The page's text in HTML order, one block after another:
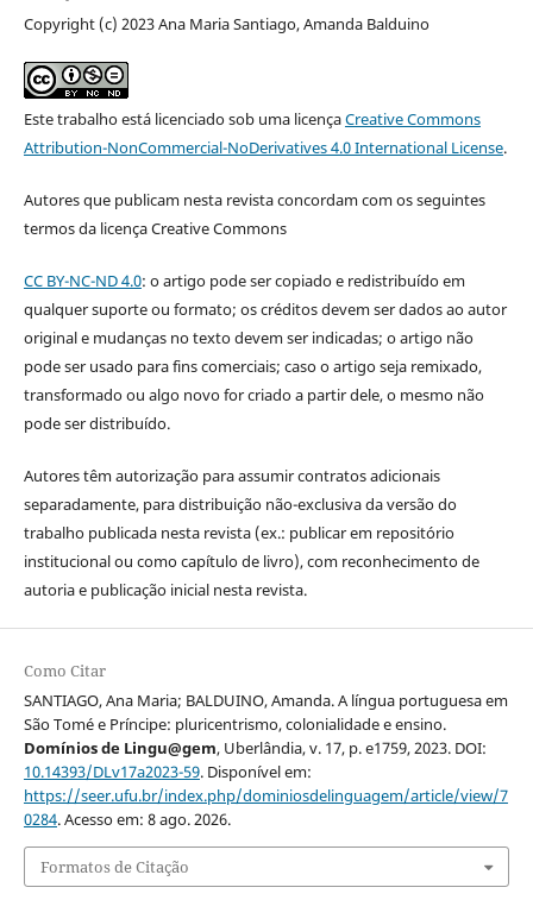
Copyright (c) 2023 Ana Maria Santiago, Amanda Balduino
Este trabalho está licenciado sob uma licençaCreative Commons
Attribution-NonCommercial-NoDerivatives 4.0 International License.
Autores que publicam nesta revista concordam com os seguintes
termos da licença Creative Commons
CC BY-NC-ND 4.0: o artigo pode ser copiado e redistribuído em
qualquer suporte ou formato; os créditos devem ser dados ao autor
original e mudanças no texto devem ser indicadas; o artigo não
pode ser usado para fins comerciais; caso o artigo seja remixado,
transformado ou algo novo for criado a partir dele, o mesmo não
pode ser distribuído.
Autores têm autorização para assumir contratos adicionais
separadamente, para distribuição não-exclusiva da versão do
trabalho publicada nesta revista (ex.: publicar em repositório
institucional ou como capítulo de livro), com reconhecimento de
autoria e publicação inicial nesta revista.
Como Citar
SANTIAGO, Ana Maria; BALDUINO, Amanda. A língua portuguesa em
São Tomé e Príncipe: pluricentrismo, colonialidade e ensino.
Domínios de Lingu@gem, Uberlândia, v. 17, p. e1759, 2023. DOI:
10.14393/DLv17a2023-59. Disponível em:
https://seer.ufu.br/index.php/dominiosdelinguagem/article/view/7
0284. Acesso em: 8 ago. 2026.
Formatos de Citação